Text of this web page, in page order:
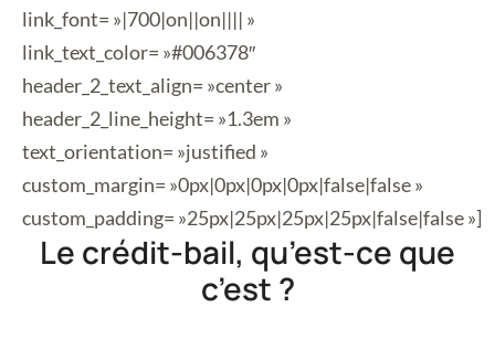
link_font= »|700|on||on|||| »
link_text_color= »#006378″
header_2_text_align= »center »
header_2_line_height= »1.3em »
text_orientation= »justified »
custom_margin= »0px|0px|0px|0px|false|false »
custom_padding= »25px|25px|25px|25px|false|false »]
Le crédit-bail, qu’est-ce que
c’est ?